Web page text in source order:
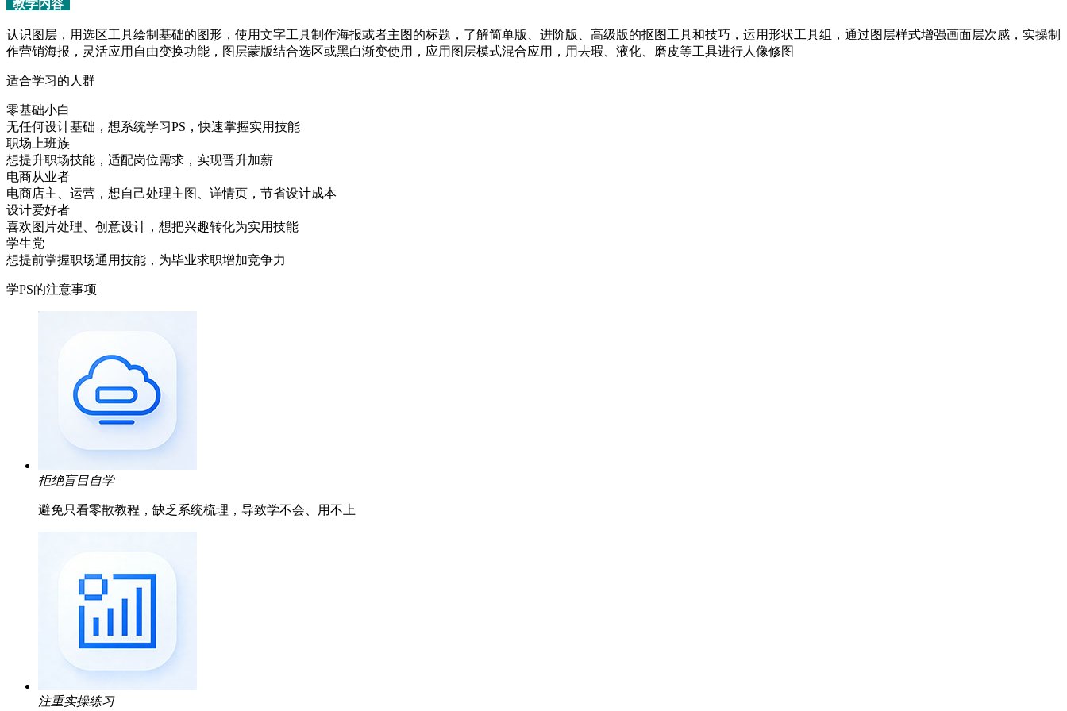
教学内容
认识图层，用选区工具绘制基础的图形，使用文字工具制作海报或者主图的标题，了解简单版、进阶版、高级版的抠图工具和技巧，运用形状工具组，通过图层样式增强画面层次感，实操制
作营销海报，灵活应用自由变换功能，图层蒙版结合选区或黑白渐变使用，应用图层模式混合应用，用去瑕、液化、磨皮等工具进行人像修图
适合学习的人群
零基础小白
无任何设计基础，想系统学习PS，快速掌握实用技能
职场上班族
想提升职场技能，适配岗位需求，实现晋升加薪
电商从业者
电商店主、运营，想自己处理主图、详情页，节省设计成本
设计爱好者
喜欢图片处理、创意设计，想把兴趣转化为实用技能
学生党
想提前掌握职场通用技能，为毕业求职增加竞争力
学PS的注意事项​
拒绝盲目自学
避免只看零散教程，缺乏系统梳理，导致学不会、用不上​
注重实操练习